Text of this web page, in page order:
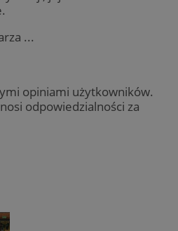
...
opiniami użytkowników.
odpowiedzialności za